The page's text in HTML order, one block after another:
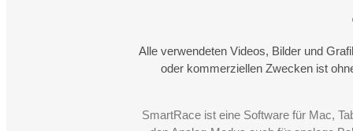
Alle verwendeten Videos, Bilder und
oder kommerziellen Zwecken ist
SmartRace ist eine Software für Mac,